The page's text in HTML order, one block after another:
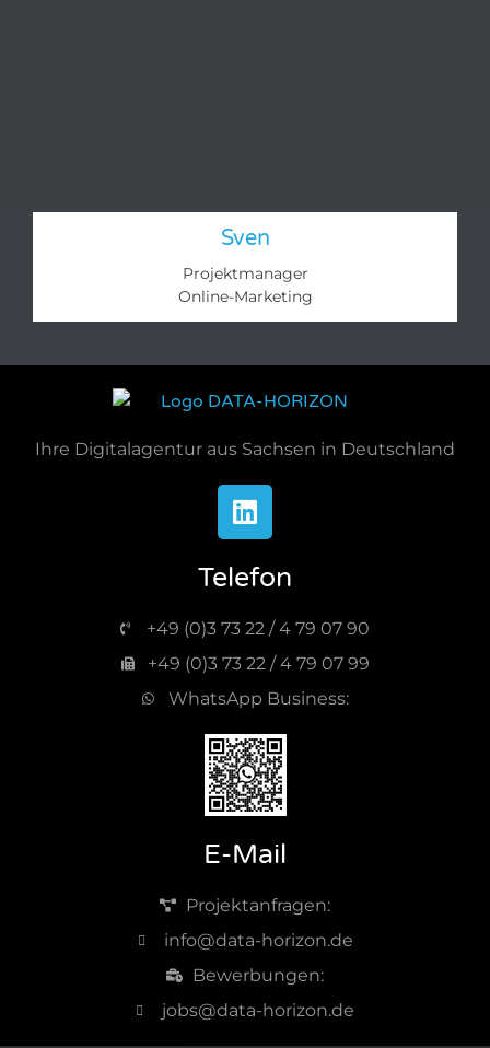
Sven
Projektmanager
Online-Marketing​
Ihre Digitalagentur aus Sachsen in Deutschland
Telefon
+49 (0)3 73 22 / 4 79 07 90
+49 (0)3 73 22 / 4 79 07 99
WhatsApp Business:
E-Mail
Projektanfragen:
info@data-horizon.de
Bewerbungen:
jobs@data-horizon.de